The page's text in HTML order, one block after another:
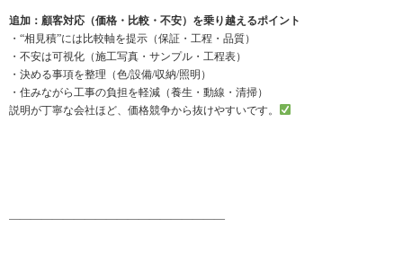
追加：顧客対応（価格・比較・不安）を乗り越えるポイント
・“相見積”には比較軸を提示（保証・工程・品質）
・不安は可視化（施工写真・サンプル・工程表）
・決める事項を整理（色/設備/収納/照明）
・住みながら工事の負担を軽減（養生・動線・清掃）
説明が丁寧な会社ほど、価格競争から抜けやすいです。
――――――――――――――――――――